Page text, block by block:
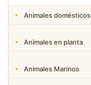
Animales domésticos
Animales en planta
Animales Marinos